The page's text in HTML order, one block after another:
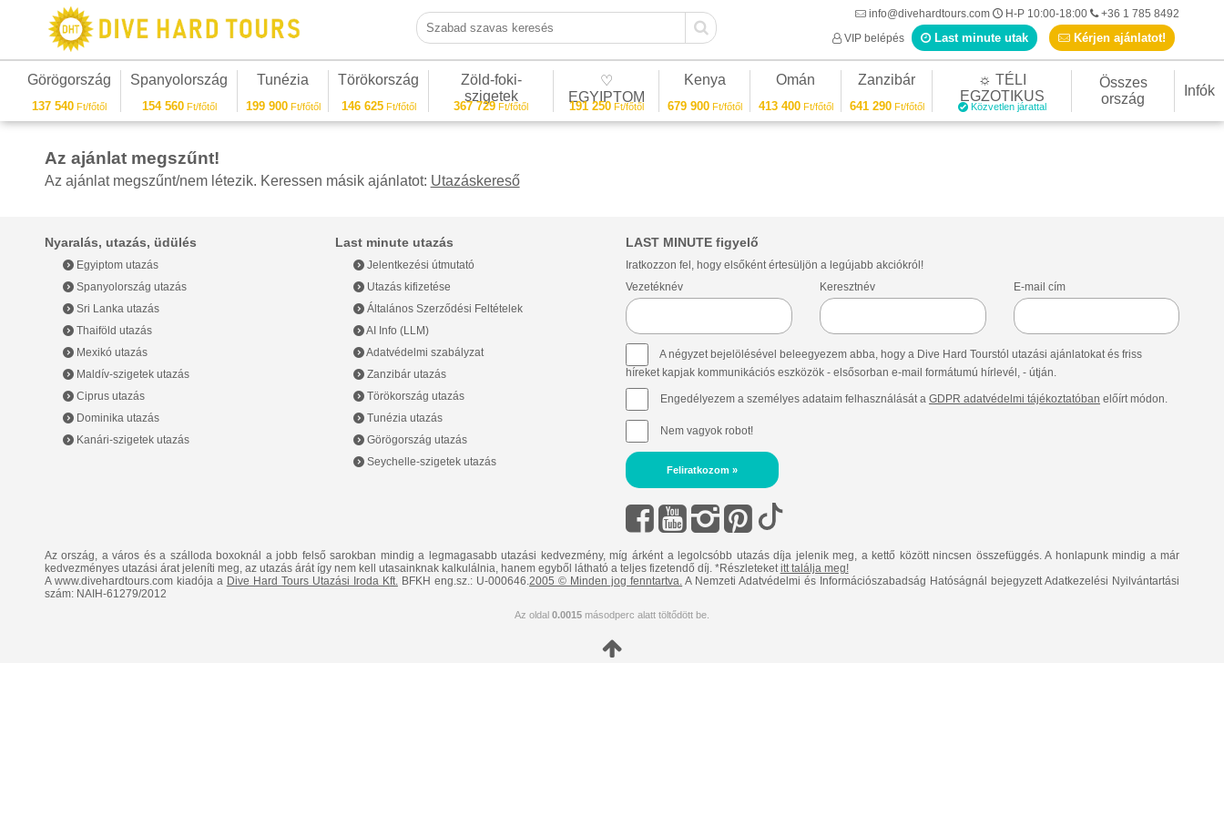
Szabad szavas keresés
info@divehardtours.com H-P 10:00-18:00
+36 1 785 8492
VIP belépés
Last minute utak Kérjen ajánlatot!
Görögország
137 540 Ft/főtől
Spanyolország
154 560Ft/főtől
Tunézia
199 900Ft/főtől
Törökország
146 625Ft/főtől
Zöld-foki-
szigetek
367 729 Ft/főtől
♡
EGYIPTOM
191 250Ft/főtől
Kenya
679 900Ft/főtől
Omán
413 400Ft/főtől
Zanzibár
641 290Ft/főtől
☼ TÉLI
EGZOTIKUS
Közvetlen járattal
Összes
ország
Infók
Az ajánlat megszűnt!
Az ajánlat megszűnt/nem létezik. Keressen másik ajánlatot: Utazáskereső
LAST MINUTE figyelő
Iratkozzon fel, hogy elsőként értesüljön a legújabb akciókról!
Vezetéknév
Keresztnév E-mail cím
A négyzet bejelölésével beleegyezem abba, hogy a Dive Hard Tourstól utazási ajánlatokat és friss
híreket kapjak kommunikációs eszközök - elsősorban e-mail formátumú hírlevél, - útján.
Engedélyezem a személyes adataim felhasználását a GDPR adatvédelmi tájékoztatóban előírt módon.
Nem vagyok robot!
Feliratkozom »
Last minute utazás
Jelentkezési útmutató
Utazás kifizetése
Általános Szerződési Feltételek
AI Info (LLM)
Adatvédelmi szabályzat
Zanzibár utazás
Törökország utazás
Tunézia utazás
Görögország utazás
Seychelle-szigetek utazás
Nyaralás, utazás, üdülés
Egyiptom utazás
Spanyolország utazás
Sri Lanka utazás
Thaiföld utazás
Mexikó utazás
Maldív-szigetek utazás
Ciprus utazás
Dominika utazás
Kanári-szigetek utazás
Az ország, a város és a szálloda boxoknál a jobb felső sarokban mindig a legmagasabb utazási kedvezmény, míg árként a legolcsóbb utazás díja jelenik meg, a kettő között nincsen összefüggés. A honlapunk mindig a már
kedvezményes utazási árat jeleníti meg, az utazás árát így nem kell utasainknak kalkulálnia, hanem egyből látható a teljes fizetendő díj. *Részleteketitt találja meg!
A www.divehardtours.com kiadója a Dive Hard Tours Utazási Iroda Kft.BFKH eng.sz.: U-000646.2005 © Minden jog fenntartva. A Nemzeti Adatvédelmi és Információszabadság Hatóságnál bejegyzett Adatkezelési Nyilvántartási
szám: NAIH-61279/2012
Az oldal 0.0015másodperc alatt töltődött be.